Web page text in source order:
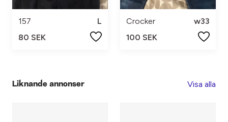
157
L
80 SEK
Crocker
w33
100 SEK
Liknande annonser Visa alla